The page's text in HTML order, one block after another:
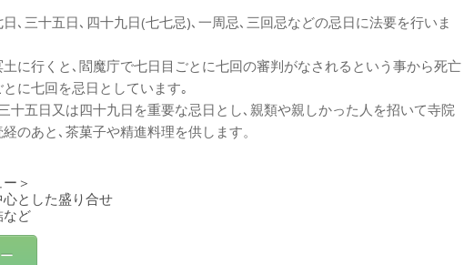
､三十五日､四十九日(七七忌)､一周忌､三回忌などの忌日に法要を行いま
に行くと､閻魔庁で七日目ごとに七回の審判がなされるという事から死亡
に七回を忌日としています｡
十五日又は四十九日を重要な忌日とし､親類や親しかった人を招いて寺院
のあと､茶菓子や精進料理を供します。
＞
とした盛り合せ
ど